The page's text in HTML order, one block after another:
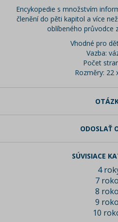
Encykopedie s množstvím
členění do pěti kapitol a více
oblíbeného průvodce
Vhodné pro
Vazba:
Počet
Rozměry: 22
ODOSLAŤ
SÚVISIACE
4
7
8
9
10